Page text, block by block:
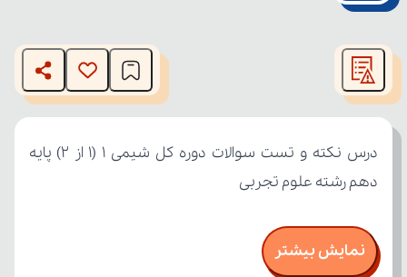
modal
window.
The media could not be loaded, either because the server
or network failed or because the format is not supported.
دهم رشته علوم تجربی
نمایش بیشتر